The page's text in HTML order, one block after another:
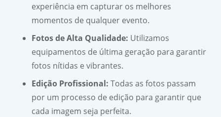
experiência em capturar os melhores
momentos de qualquer evento.
Fotos de Alta Qualidade: Utilizamos
equipamentos de última geração para garantir
fotos nítidas e vibrantes.
Edição Profissional: Todas as fotos passam
por um processo de edição para garantir que
cada imagem seja perfeita.